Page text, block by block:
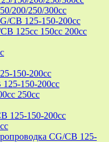
200/250/300cc
CB 125-150-200cc
125cc 150cc 200cc
150-200cc
150-200cc
250cc
125-150-200cc
CG/CB 125-